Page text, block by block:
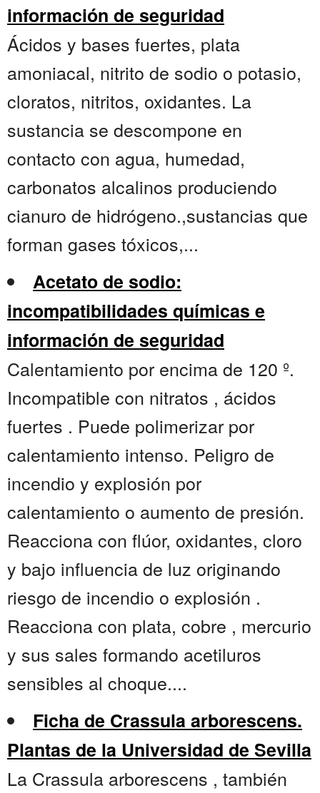
información de seguridad
Ácidos y bases fuertes, plata
amoniacal, nitrito de sodio o potasio,
cloratos, nitritos, oxidantes. La
sustancia se descompone en
contacto con agua, humedad,
carbonatos alcalinos produciendo
cianuro de hidrógeno.,sustancias que
forman gases tóxicos,...
Acetato de sodio:
incompatibilidades químicas e
información de seguridad
Calentamiento por encima de 120 º.
Incompatible con nitratos , ácidos
fuertes . Puede polimerizar por
calentamiento intenso. Peligro de
incendio y explosión por
calentamiento o aumento de presión.
Reacciona con flúor, oxidantes, cloro
y bajo influencia de luz originando
riesgo de incendio o explosión .
Reacciona con plata, cobre , mercurio
y sus sales formando acetiluros
sensibles al choque....
Ficha de Crassula arborescens.
Plantas de la Universidad de Sevilla
La Crassula arborescens , también